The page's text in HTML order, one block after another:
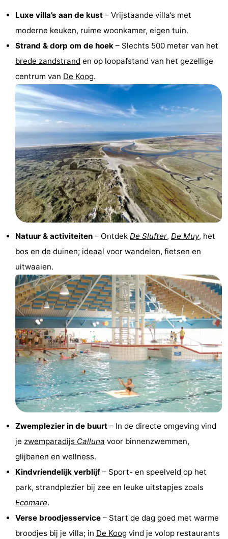
Eibernest
't
Hoogelandt
-
Beach
Park
Texel
Buytenveldt
De
Krim
EuroParcs
Texel
Kustpark
Texel
Sluftervallei
Strandhuys
Villapark
Residentie
Texel
Villapark
Vogelmient
Last
minutes
Strand
Zien
doen
Bezienswaardigheden
Musea
Monumenten
Kerken
Molens
Uitkijkpunten
Attracties
Rondvaarten
Boerderijen
Speeltuinen
Luxe villa’s aan de kust – Vrijstaande villa’s met
moderne keuken, ruime woonkamer, eigen tuin.
Strand & dorp om de hoek – Slechts 500 meter van het
brede zandstrand en op loopafstand van het gezellige
centrum van De Koog.
Natuur & activiteiten – Ontdek De Slufter, De Muy, het
bos en de duinen; ideaal voor wandelen, fietsen en
uitwaaien.
Zwemplezier in de buurt – In de directe omgeving vind
je zwemparadijs Calluna voor binnenzwemmen,
glijbanen en wellness.
Kindvriendelijk verblijf – Sport- en speelveld op het
park, strandplezier bij zee en leuke uitstapjes zoals
Ecomare.
Verse broodjesservice – Start de dag goed met warme
broodjes bij je villa; in De Koog vind je volop restaurants